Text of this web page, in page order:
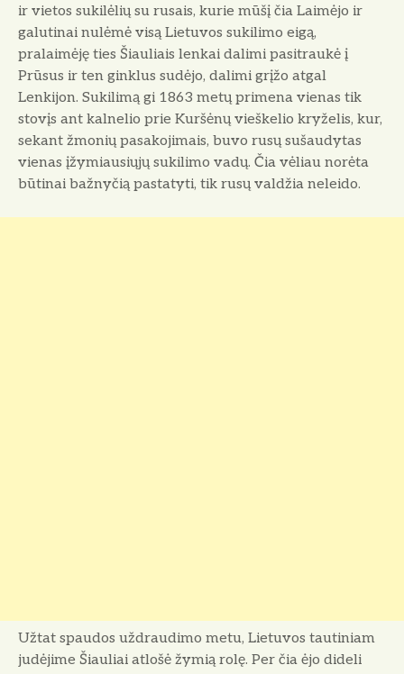
ir vietos sukilėlių su rusais, kurie mūšį čia Laimėjo ir
galutinai nu­lėmė visą Lietuvos sukilimo eigą,
pralaimėję ties Šiauliais lenkai dalimi pasitraukė į
Prūsus ir ten ginklus sudėjo, dalimi grįžo atgal
Lenkijon. Sukilimą gi 1863 metų primena vienas tik
stovįs ant kalnelio prie Kuršėnų vieškelio kryželis, kur,
sekant žmonių pasakojimais, buvo rusų su­šaudytas
vienas įžymiausiųjų sukilimo vadų. Čia vėliau norėta
būtinai bažnyčią pastatyti, tik rusų valdžia neleido.
Užtat spaudos uždraudimo metu, Lietuvos tautiniam
judėjime Šiauliai atlošė žymią rolę. Per čia ėjo dideli